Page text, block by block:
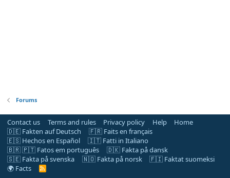
Forums
Contact us Terms and rules Privacy policy Help
Home
🇩🇪 Fakten auf Deutsch
🇫🇷 Faits en français
🇪🇸 Hechos en Español
🇮🇹 Fatti in Italiano
🇧🇷 🇵🇹 Fatos em português
🇩🇰 Fakta på dansk
🇸🇪 Fakta på svenska
🇳🇴 Fakta på norsk
🇫🇮 Faktat suomeksi
🌍 Facts
R